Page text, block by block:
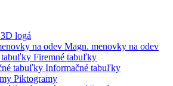
3D logá
Magn. menovky na odev
Firemné tabuľky
Informačné tabuľky
Piktogramy